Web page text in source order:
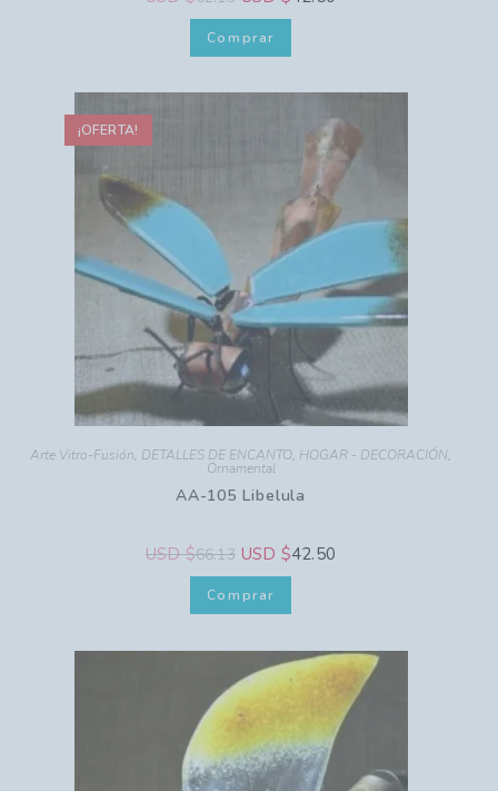
Comprar
¡OFERTA!
Arte Vitro-Fusión, DETALLES DE ENCANTO, HOGAR - DECORACIÓN,
Ornamental
AA-105 Libelula
USD $66.13 USD $42.50
Comprar